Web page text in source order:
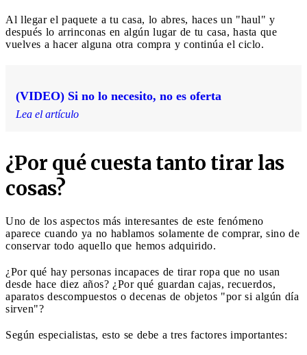
Al llegar el paquete a tu casa, lo abres, haces un "haul" y
después lo arrinconas en algún lugar de tu casa, hasta que
vuelves a hacer alguna otra compra y continúa el ciclo.
(VIDEO) Si no lo necesito, no es oferta
Lea el artículo
¿Por qué cuesta tanto tirar las
cosas?
Uno de los aspectos más interesantes de este fenómeno
aparece cuando ya no hablamos solamente de comprar, sino de
conservar todo aquello que hemos adquirido.
¿Por qué hay personas incapaces de tirar ropa que no usan
desde hace diez años? ¿Por qué guardan cajas, recuerdos,
aparatos descompuestos o decenas de objetos "por si algún día
sirven"?
Según especialistas, esto se debe a tres factores importantes: